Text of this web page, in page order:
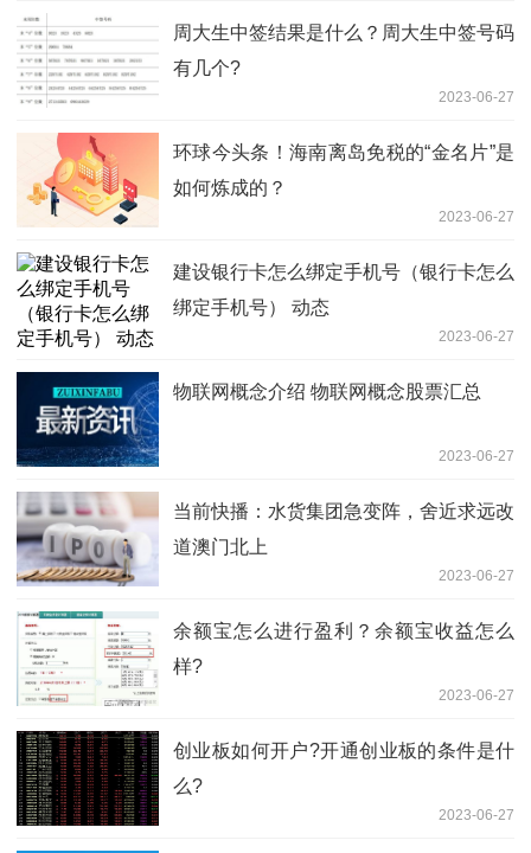
周大生中签结果是什么？周大生中签号码
有几个?
2023-06-27
环球今头条！海南离岛免税的“金名片”是
如何炼成的？
2023-06-27
建设银行卡怎么绑定手机号（银行卡怎么
绑定手机号） 动态
2023-06-27
​物联网概念介绍 ​物联网概念股票汇总
2023-06-27
当前快播：​水货集团急变阵，舍近求远改
道澳门北上
2023-06-27
余额宝怎么进行盈利？余额宝收益怎么
样?
2023-06-27
创业板如何开户?开通创业板的条件是什
么?
2023-06-27